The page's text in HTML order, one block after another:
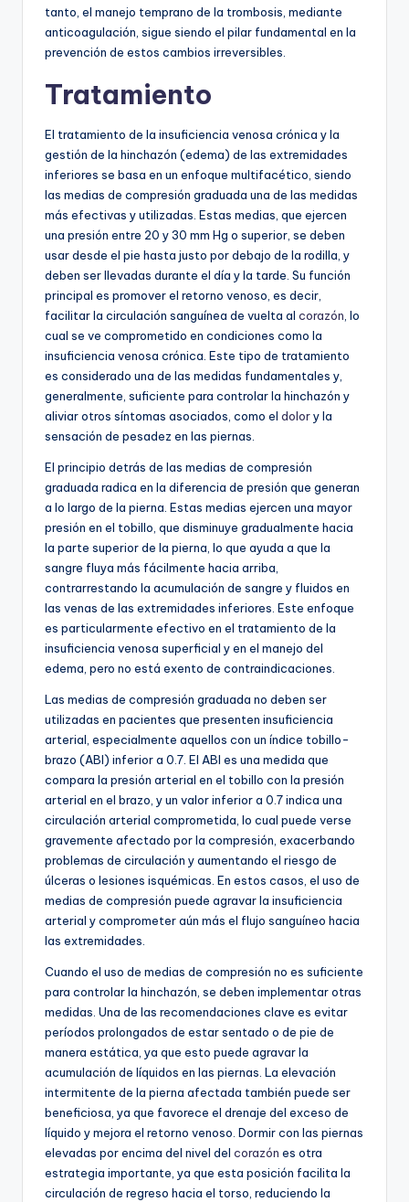
tanto, el manejo temprano de la trombosis, mediante
anticoagulación, sigue siendo el pilar fundamental en la
prevención de estos cambios irreversibles.
Tratamiento
El tratamiento de la insuficiencia venosa crónica y la
gestión de la hinchazón (edema) de las extremidades
inferiores se basa en un enfoque multifacético, siendo
las medias de compresión graduada una de las medidas
más efectivas y utilizadas. Estas medias, que ejercen
una presión entre 20 y 30 mm Hg o superior, se deben
usar desde el pie hasta justo por debajo de la rodilla, y
deben ser llevadas durante el día y la tarde. Su función
principal es promover el retorno venoso, es decir,
facilitar la circulación sanguínea de vuelta al corazón , lo
cual se ve comprometido en condiciones como la
insuficiencia venosa crónica. Este tipo de tratamiento
es considerado una de las medidas fundamentales y,
generalmente, suficiente para controlar la hinchazón y
aliviar otros síntomas asociados, como el dolory la
sensación de pesadez en las piernas.
El principio detrás de las medias de compresión
graduada radica en la diferencia de presión que generan
a lo largo de la pierna. Estas medias ejercen una mayor
presión en el tobillo, que disminuye gradualmente hacia
la parte superior de la pierna, lo que ayuda a que la
sangre fluya más fácilmente hacia arriba,
contrarrestando la acumulación de sangre y fluidos en
las venas de las extremidades inferiores. Este enfoque
es particularmente efectivo en el tratamiento de la
insuficiencia venosa superficial y en el manejo del
edema, pero no está exento de contraindicaciones.
Las medias de compresión graduada no deben ser
utilizadas en pacientes que presenten insuficiencia
arterial, especialmente aquellos con un índice tobillo-
brazo (ABI) inferior a 0.7. El ABI es una medida que
compara la presión arterial en el tobillo con la presión
arterial en el brazo, y un valor inferior a 0.7 indica una
circulación arterial comprometida, lo cual puede verse
gravemente afectado por la compresión, exacerbando
problemas de circulación y aumentando el riesgo de
úlceras o lesiones isquémicas. En estos casos, el uso de
medias de compresión puede agravar la insuficiencia
arterial y comprometer aún más el flujo sanguíneo hacia
las extremidades.
Cuando el uso de medias de compresión no es suficiente
para controlar la hinchazón, se deben implementar otras
medidas. Una de las recomendaciones clave es evitar
períodos prolongados de estar sentado o de pie de
manera estática, ya que esto puede agravar la
acumulación de líquidos en las piernas. La elevación
intermitente de la pierna afectada también puede ser
beneficiosa, ya que favorece el drenaje del exceso de
líquido y mejora el retorno venoso. Dormir con las piernas
elevadas por encima del nivel del corazón es otra
estrategia importante, ya que esta posición facilita la
circulación de regreso hacia el torso, reduciendo la